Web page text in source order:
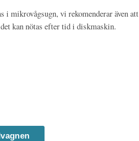
i mikrovågsugn, vi rekomenderar även att
kan nötas efter tid i diskmaskin.